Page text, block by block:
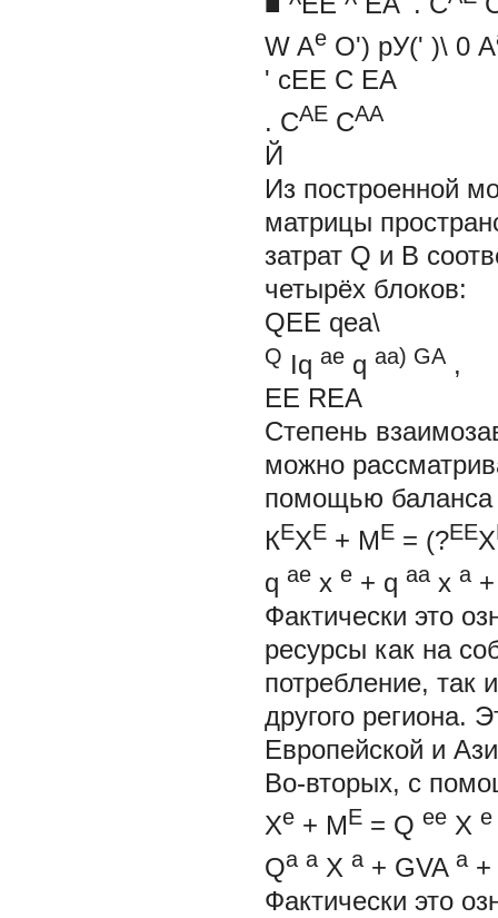
W Ae O') рУ(' )\ 0 A
' сЕЕ С ЕА
. САЕ САА
Й
Из построенной
матрицы
затрат Q и B
четырёх блоков:
QEE qea\
Q Iq ae q aa) GA ,
ЕЕ REA
Степень
можно
помощью баланса
КЕХЕ + ME = (?ЕЕХ
q ae x e + q aa x a
Фактически это
ресурсы как на
потребление, так
другого региона.
Европейской и
Во-вторых, с
Xе + ME = Q ee X e
Qa a X a + GVA a +
Фактически это